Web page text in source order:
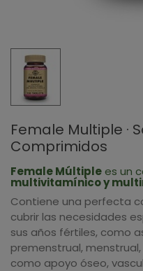
Female Multiple ·
Comprimidos
Female Múltiple es un
multivitamínico y
Contiene una perfecta
cubrir las necesidades
sus años fértiles, como
premenstrual,
como apoyo óseo,